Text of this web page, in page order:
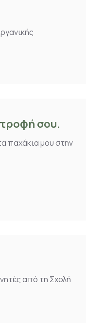
σου.
παχάκια μου στην
από τη Σχολή